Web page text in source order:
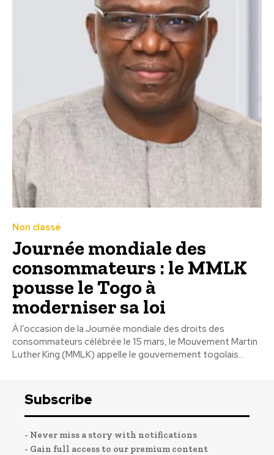
Non classé
Journée mondiale des
consommateurs : le MMLK
pousse le Togo à
moderniser sa loi
À l’occasion de la Journée mondiale des droits des
consommateurs célébrée le 15 mars, le Mouvement Martin
Luther King (MMLK) appelle le gouvernement togolais...
Subscribe
- Never miss a story with notifications
- Gain full access to our premium content